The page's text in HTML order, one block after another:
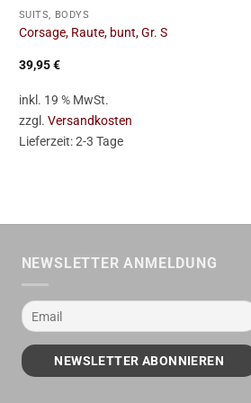
SUITS, BODYS
Corsage, Raute, bunt, Gr. S
39,95€
inkl. 19 % MwSt.
zzgl. Versandkosten
Lieferzeit:2-3 Tage
NEWSLETTER ANMELDUNG